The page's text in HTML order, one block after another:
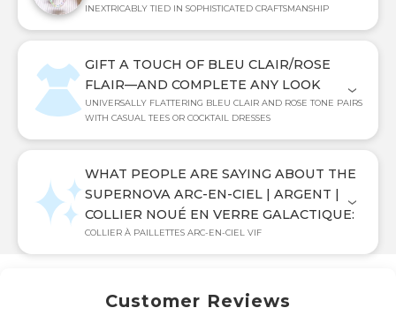
INEXTRICABLY TIED IN SOPHISTICATED CRAFTSMANSHIP
GIFT A TOUCH OF BLEU CLAIR/ROSE
FLAIR—AND COMPLETE ANY LOOK
UNIVERSALLY FLATTERING BLEU CLAIR AND ROSE TONE PAIRS
WITH CASUAL TEES OR COCKTAIL DRESSES
WHAT PEOPLE ARE SAYING ABOUT THE
SUPERNOVA ARC-EN-CIEL | ARGENT |
COLLIER NOUÉ EN VERRE GALACTIQUE:
COLLIER À PAILLETTES ARC-EN-CIEL VIF
Customer Reviews